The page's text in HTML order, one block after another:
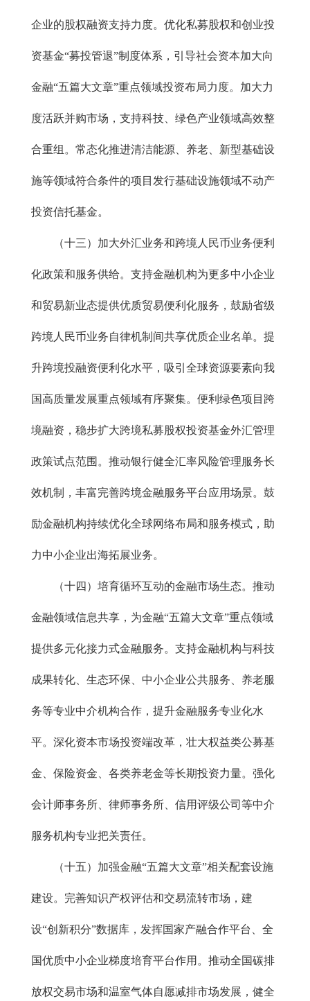
企业的股权融资支持力度。优化私募股权和创业投
资基金“募投管退”制度体系，引导社会资本加大向
金融“五篇大文章”重点领域投资布局力度。加大力
度活跃并购市场，支持科技、绿色产业领域高效整
合重组。常态化推进清洁能源、养老、新型基础设
施等领域符合条件的项目发行基础设施领域不动产
投资信托基金。
（十三）加大外汇业务和跨境人民币业务便利
化政策和服务供给。支持金融机构为更多中小企业
和贸易新业态提供优质贸易便利化服务，鼓励省级
跨境人民币业务自律机制间共享优质企业名单。提
升跨境投融资便利化水平，吸引全球资源要素向我
国高质量发展重点领域有序聚集。便利绿色项目跨
境融资，稳步扩大跨境私募股权投资基金外汇管理
政策试点范围。推动银行健全汇率风险管理服务长
效机制，丰富完善跨境金融服务平台应用场景。鼓
励金融机构持续优化全球网络布局和服务模式，助
力中小企业出海拓展业务。
（十四）培育循环互动的金融市场生态。推动
金融领域信息共享，为金融“五篇大文章”重点领域
提供多元化接力式金融服务。支持金融机构与科技
成果转化、生态环保、中小企业公共服务、养老服
务等专业中介机构合作，提升金融服务专业化水
平。深化资本市场投资端改革，壮大权益类公募基
金、保险资金、各类养老金等长期投资力量。强化
会计师事务所、律师事务所、信用评级公司等中介
服务机构专业把关责任。
（十五）加强金融“五篇大文章”相关配套设施
建设。完善知识产权评估和交易流转市场，建
设“创新积分”数据库，发挥国家产融合作平台、全
国优质中小企业梯度培育平台作用。推动全国碳排
放权交易市场和温室气体自愿减排市场发展，健全